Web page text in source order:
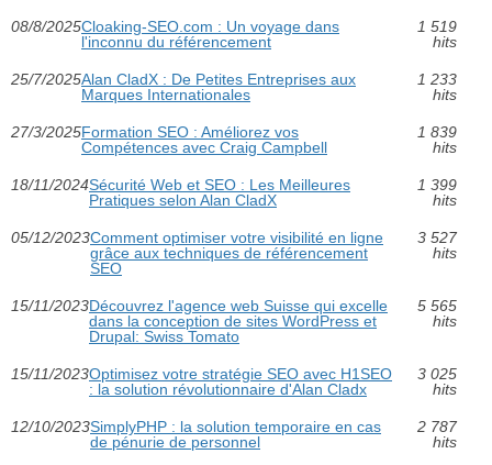
08/8/2025Cloaking-SEO.com : Un voyage dans
l'inconnu du référencement
1 519
hits
25/7/2025Alan CladX : De Petites Entreprises aux
Marques Internationales
1 233
hits
27/3/2025Formation SEO : Améliorez vos
Compétences avec Craig Campbell
1 839
hits
18/11/2024Sécurité Web et SEO : Les Meilleures
Pratiques selon Alan CladX
1 399
hits
05/12/2023Comment optimiser votre visibilité en ligne
grâce aux techniques de référencement
SEO
3 527
hits
15/11/2023Découvrez l'agence web Suisse qui excelle
dans la conception de sites WordPress et
Drupal: Swiss Tomato
5 565
hits
15/11/2023Optimisez votre stratégie SEO avec H1SEO
: la solution révolutionnaire d'Alan Cladx
3 025
hits
12/10/2023SimplyPHP : la solution temporaire en cas
de pénurie de personnel
2 787
hits